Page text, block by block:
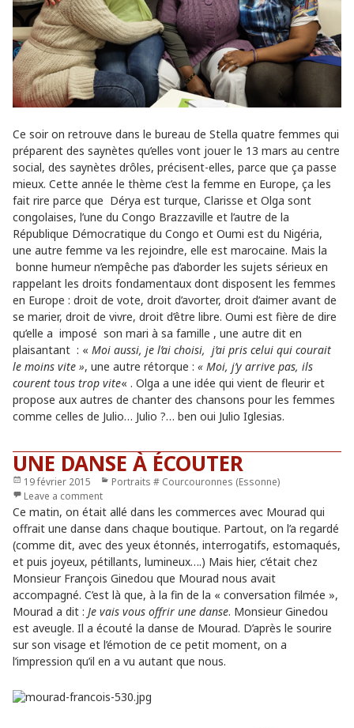
Ce soir on retrouve dans le bureau de Stella quatre femmes qui
préparent des saynètes qu’elles vont jouer le 13 mars au centre
social, des saynètes drôles, précisent-elles, parce que ça passe
mieux. Cette année le thème c’est la femme en Europe, ça les
fait rire parce que Dérya est turque, Clarisse et Olga sont
congolaises, l’une du Congo Brazzaville et l’autre de la
République Démocratique du Congo et Oumi est du Nigéria,
une autre femme va les rejoindre, elle est marocaine. Mais la
bonne humeur n’empêche pas d’aborder les sujets sérieux en
rappelant les droits fondamentaux dont disposent les femmes
en Europe : droit de vote, droit d’avorter, droit d’aimer avant de
se marier, droit de vivre, droit d’être libre. Oumi est fière de dire
qu’elle a imposé son mari à sa famille , une autre dit en
plaisantant : « Moi aussi, je l’ai choisi, j’ai pris celui qui courait
le moins vite », une autre rétorque : « Moi, j’y arrive pas, ils
courent tous trop vite« . Olga a une idée qui vient de fleurir et
propose aux autres de chanter des chansons pour les femmes
comme celles de Julio… Julio ?… ben oui Julio Iglesias.
UNE DANSE À ÉCOUTER
Publié
le
19 février 2015 Catégories
Portraits # Courcouronnes (Essonne)
Leave a comment
Ce matin, on était allé dans les commerces avec Mourad qui
offrait une danse dans chaque boutique. Partout, on l’a regardé
(comme dit, avec des yeux étonnés, interrogatifs, estomaqués,
et puis joyeux, pétillants, lumineux….) Mais hier, c’était chez
Monsieur François Ginedou que Mourad nous avait
accompagné. C’est là que, à la fin de la « conversation filmée »,
Mourad a dit : Je vais vous offrir une danse. Monsieur Ginedou
est aveugle. Il a écouté la danse de Mourad. D’après le sourire
sur son visage et l’émotion de ce petit moment, on a
l’impression qu’il en a vu autant que nous.